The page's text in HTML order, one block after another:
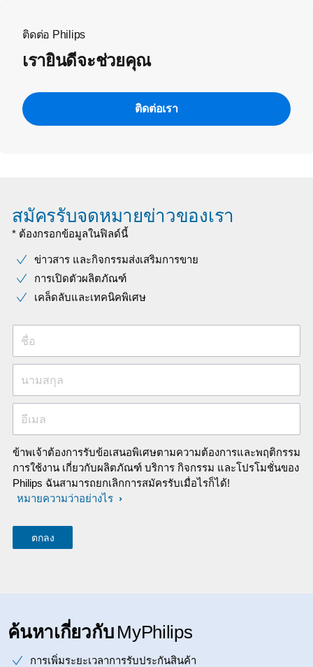
ติดต่อ Philips
เรายินดีจะช่วยคุณ
ติดต่อเรา
สมัครรับจดหมายข่าวของเรา
* ต้องกรอกข้อมูลในฟิลด์นี้
ข่าวสาร และกิจกรรมส่งเสริมการขาย
การเปิดตัวผลิตภัณฑ์
เคล็ดลับและเทคนิคพิเศษ
ชื่อ
นามสกุล
อีเมล
ข้าพเจ้าต้องการรับข้อเสนอพิเศษตามความต้องการและพฤติกรรม
การใช้งาน เกี่ยวกับผลิตภัณฑ์ บริการ กิจกรรม และโปรโมชั่นของ
Philips ฉันสามารถยกเลิกการสมัครรับเมื่อไรก็ได้!
หมายความว่าอย่างไร
ค้นหาเกี่ยวกับ MyPhilips
การเพิ่มระยะเวลาการรับประกันสินค้า